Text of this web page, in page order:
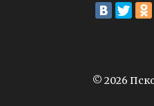
© 2026